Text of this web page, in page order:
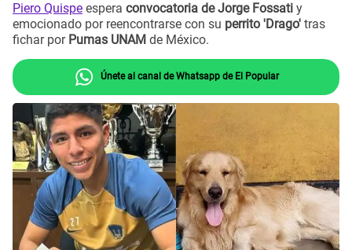
Piero Quispe espera convocatoria de Jorge Fossati y
emocionado por reencontrarse con su perrito 'Drago' tras
fichar porPumas UNAM de México.
Únete al canal de Whatsapp de El Popular